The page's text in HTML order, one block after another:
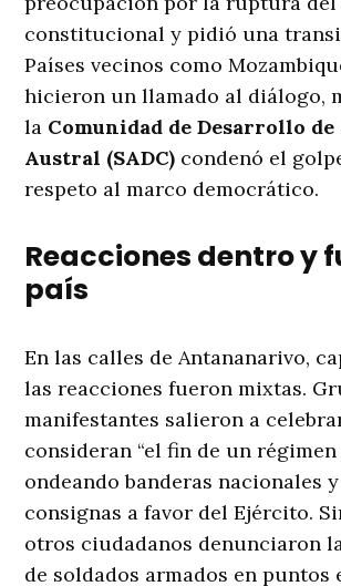
constitucional y pidió una
Países vecinos como
hicieron un llamado al diálogo,
la Comunidad de Desarrollo
Austral (SADC) condenó el
respeto al marco democrático.
Reacciones dentro y
país
En las calles de Antananarivo,
las reacciones fueron mixtas.
manifestantes salieron a
consideran “el fin de un
ondeando banderas nacionales
consignas a favor del Ejército.
otros ciudadanos denunciaron
de soldados armados en puntos